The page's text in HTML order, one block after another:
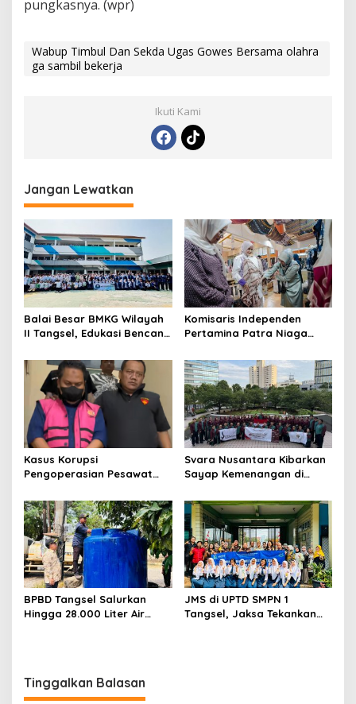
pungkasnya. (wpr)
Wabup Timbul Dan Sekda Ugas Gowes Bersama olahra
ga sambil bekerja
Ikuti Kami
Jangan Lewatkan
Balai Besar BMKG Wilayah
II Tangsel, Edukasi Bencana
kepada pelajar UPTD SMPN
23
Komisaris Independen
Pertamina Patra Niaga
Mitra Binaan dengan
Sentuhan Kemanusiaan dan
Keberlanjutan
Kasus Korupsi
Pengoperasian Pesawat
Development Ditetapkan
Tersangka
Svara Nusantara Kibarkan
Sayap Kemenangan di
BPBD Tangsel Salurkan
Hingga 28.000 Liter Air
JMS di UPTD SMPN 1
Tangsel, Jaksa Tekankan
Tinggalkan Balasan